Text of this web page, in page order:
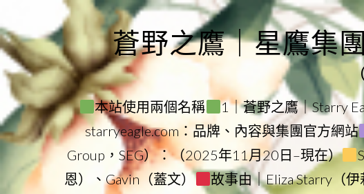
to
content
蒼野之鷹｜星鷹集
本站使用兩個名稱 1｜蒼野之鷹｜Starry
starryeagle.com：品牌、內容與集團官方網站
Group，SEG）：（2025年11月20日–現在）
恩）、Gavin（蓋文）
故事由｜Eliza Starry（